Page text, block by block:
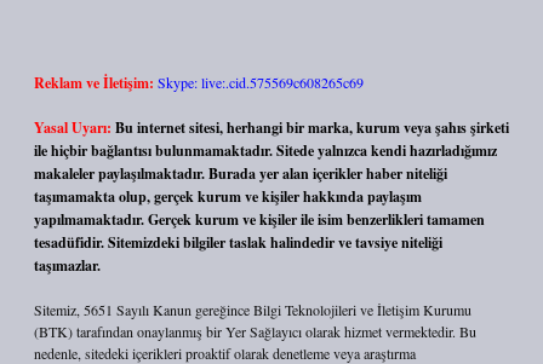
Reklam ve İletişim: Skype: live:.cid.575569c608265c69
Yasal Uyarı: Bu internet sitesi, herhangi bir marka, kurum veya şahıs şirketi
ile hiçbir bağlantısı bulunmamaktadır. Sitede yalnızca kendi hazırladığımız
makaleler paylaşılmaktadır. Burada yer alan içerikler haber niteliği
taşımamakta olup, gerçek kurum ve kişiler hakkında paylaşım
yapılmamaktadır. Gerçek kurum ve kişiler ile isim benzerlikleri tamamen
tesadüfidir. Sitemizdeki bilgiler taslak halindedir ve tavsiye niteliği
taşımazlar.
Sitemiz, 5651 Sayılı Kanun gereğince Bilgi Teknolojileri ve İletişim Kurumu
(BTK) tarafından onaylanmış bir Yer Sağlayıcı olarak hizmet vermektedir. Bu
nedenle, sitedeki içerikleri proaktif olarak denetleme veya araştırma